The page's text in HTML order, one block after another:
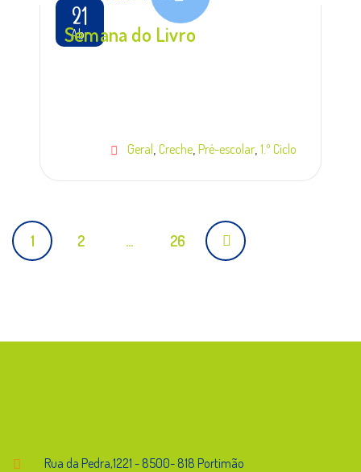
21
Abr
Semana do Livro
Geral Creche Pré-escolar 1.º Ciclo
Posts
1 2 … 26
Rua da Pedra,1221 - 8500- 818 Portimão